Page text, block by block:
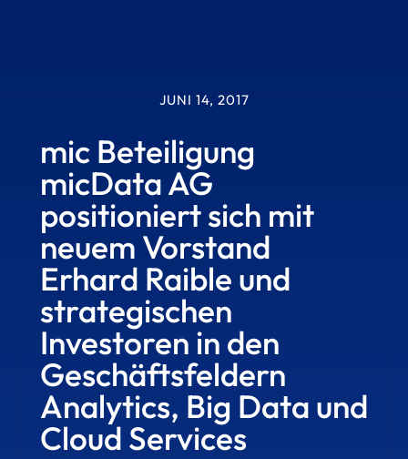
JUNI 14, 2017
mic Beteiligung
micData AG
positioniert sich mit
neuem Vorstand
Erhard Raible und
strategischen
Investoren in den
Geschäftsfeldern
Analytics, Big Data und
Cloud Services